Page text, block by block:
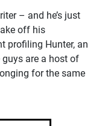
– and he’s just
off his
profiling Hunter, an
are a host of
for the same